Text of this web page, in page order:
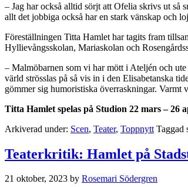
– Jag har också alltid sörjt att Ofelia skrivs ut så
allt det jobbiga också har en stark vänskap och
Föreställningen Titta Hamlet har tagits fram
Hyllievångsskolan, Mariaskolan och
– Malmöbarnen som vi har mött i Ateljén och
värld strösslas på så vis in i den Elisabetanska
gömmer sig humoristiska överraskningar. Varmt
Titta Hamlet spelas på Studion 22 mars – 26
Arkiverad under: Scen, Teater, Toppnytt Taggad
Teaterkritik: Hamlet på
21 oktober, 2023 by Rosemari Södergren